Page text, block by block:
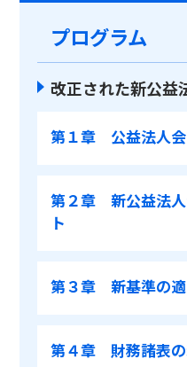
プログラム
改正された新公益
第１章 公益法人
第２章 新公益法人
ト
第３章 新基準の適
第４章 財務諸表の